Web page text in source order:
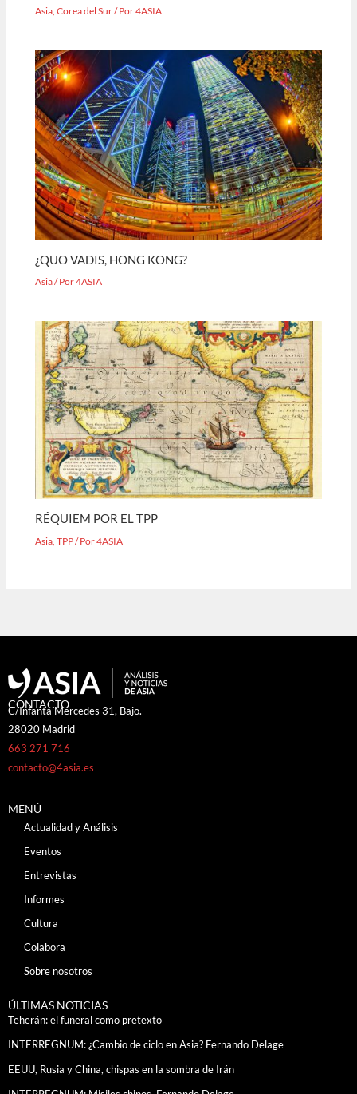
Asia ,Corea del Sur/ Por4ASIA
¿QUO VADIS, HONG KONG?
Asia/ Por4ASIA
RÉQUIEM POR EL TPP
Asia,TPP/ Por4ASIA
CONTACTO
C/Infanta Mercedes 31, Bajo.
28020 Madrid
663 271 716
contacto@4asia.es
MENÚ
Actualidad y Análisis
Eventos
Entrevistas
Informes
Cultura
Colabora
Sobre nosotros
ÚLTIMAS NOTICIAS
Teherán: el funeral como pretexto
INTERREGNUM: ¿Cambio de ciclo en Asia? Fernando Delage
EEUU, Rusia y China, chispas en la sombra de Irán